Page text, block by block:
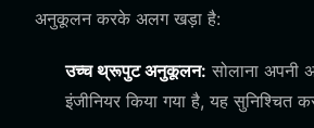
अनुकूलन करके अलग खड़ा है:
उच्च थ्रूपुट अनुकूलन: सोलाना अपनी
इंजीनियर किया गया है, यह